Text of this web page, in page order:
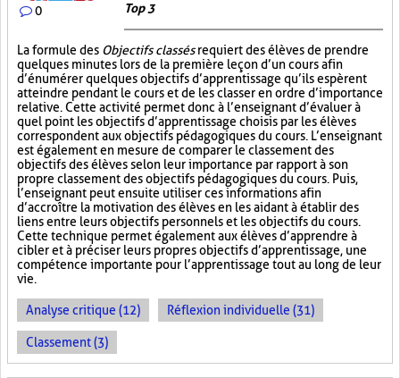
0 Top 3
La formule des Objectifs classésrequiert des élèves de prendre
quelques minutes lors de la première leçon d’un cours afin
d’énumérer quelques objectifs d’apprentissage qu’ils espèrent
atteindre pendant le cours et de les classer en ordre d’importance
relative. Cette activité permet donc à l’enseignant d’évaluer à
quel point les objectifs d’apprentissage choisis par les élèves
correspondent aux objectifs pédagogiques du cours. L’enseignant
est également en mesure de comparer le classement des
objectifs des élèves selon leur importance par rapport à son
propre classement des objectifs pédagogiques du cours. Puis,
l’enseignant peut ensuite utiliser ces informations afin
d’accroître la motivation des élèves en les aidant à établir des
liens entre leurs objectifs personnels et les objectifs du cours.
Cette technique permet également aux élèves d’apprendre à
cibler et à préciser leurs propres objectifs d’apprentissage, une
compétence importante pour l’apprentissage tout au long de leur
vie.
Analyse critique (12) Réflexion individuelle (31)
Classement (3)